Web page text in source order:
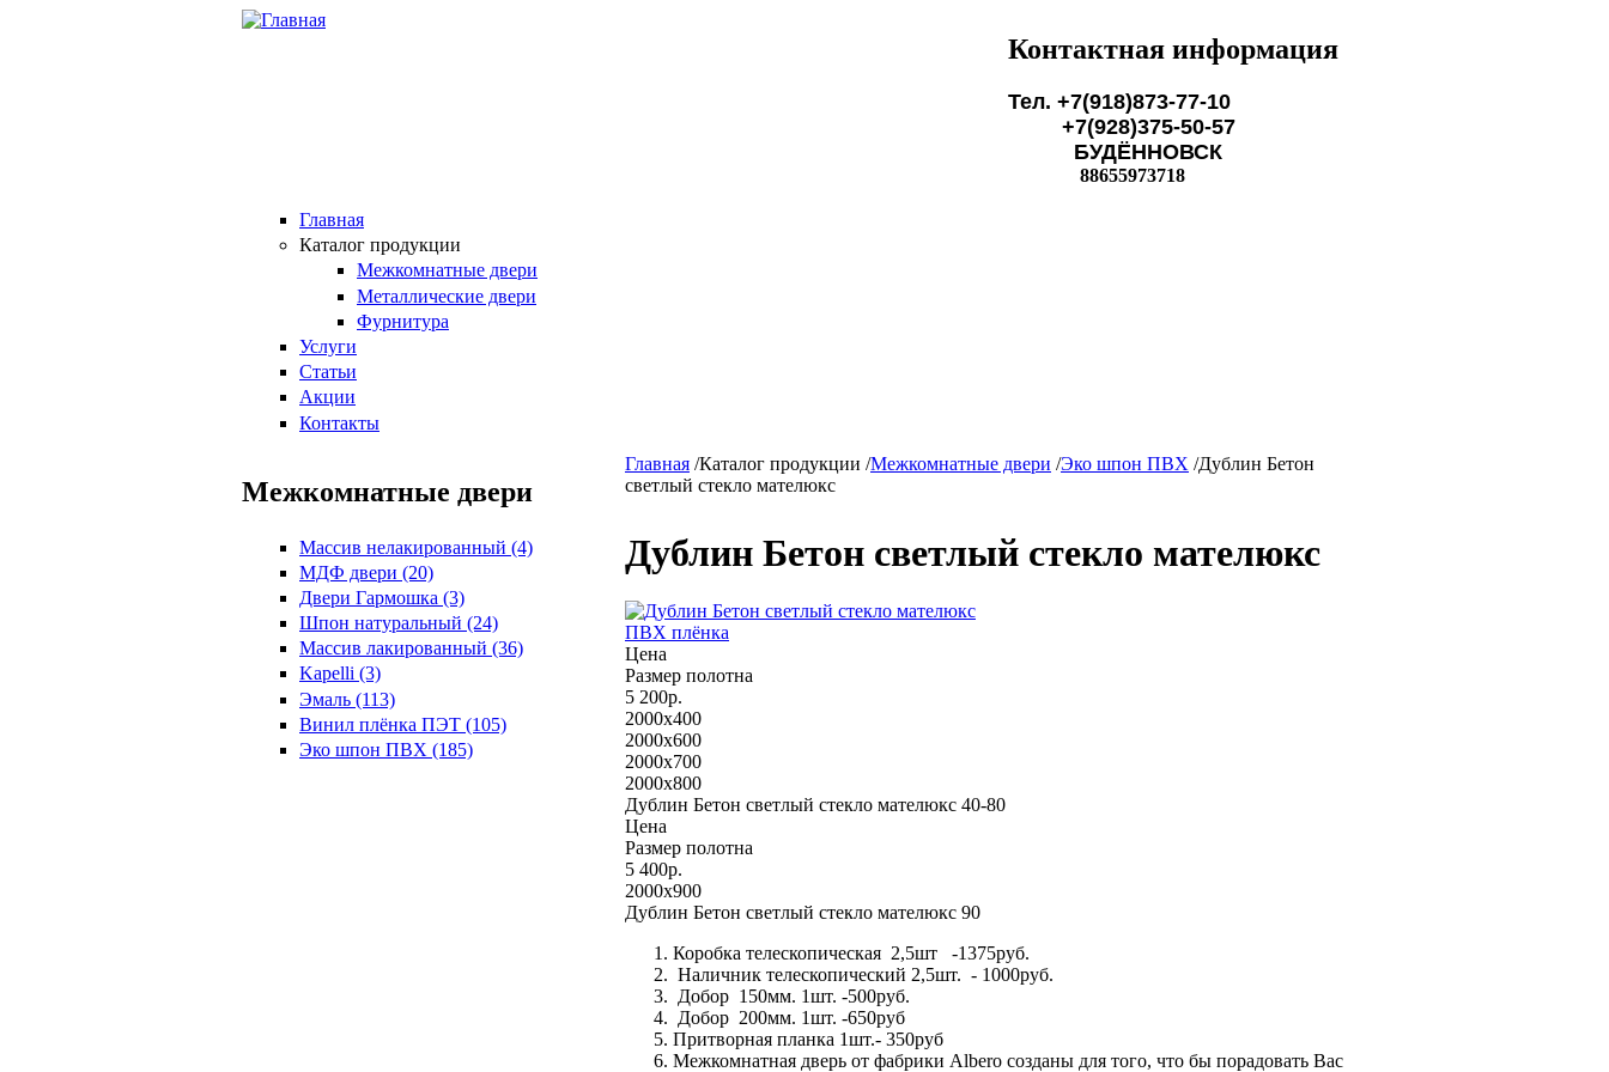
Перейти к основному содержанию
Контактная информация
Тел. +7(918)873-77-10
+7(928)375-50-57
БУДЁННОВСК
88655973718
Главная
Каталог продукции
Межкомнатные двери
Металлические двери
Фурнитура
Услуги
Статьи
Акции
Контакты
Межкомнатные двери
Массив нелакированный (4)
МДФ двери (20)
Двери Гармошка (3)
Шпон натуральный (24)
Массив лакированный (36)
Kapelli (3)
Эмаль (113)
Винил плёнка ПЭТ (105)
Эко шпон ПВХ (185)
Главная /Каталог продукции /Межкомнатные двери /Эко шпон ПВХ /Дублин Бетон
светлый стекло мателюкс
Дублин Бетон светлый стекло мателюкс
ПВХ плёнка
Цена
Размер полотна
5 200р.
2000x400
2000x600
2000x700
2000x800
Дублин Бетон светлый стекло мателюкс 40-80
Цена
Размер полотна
5 400р.
2000x900
Дублин Бетон светлый стекло мателюкс 90
Коробка телескопическая 2,5шт -1375руб.
Наличник телескопический 2,5шт. - 1000руб.
Добор 150мм. 1шт. -500руб.
Добор 200мм. 1шт. -650руб
Притворная планка 1шт.- 350руб
Межкомнатная дверь от фабрики Albero созданы для того, что бы порадовать Вас